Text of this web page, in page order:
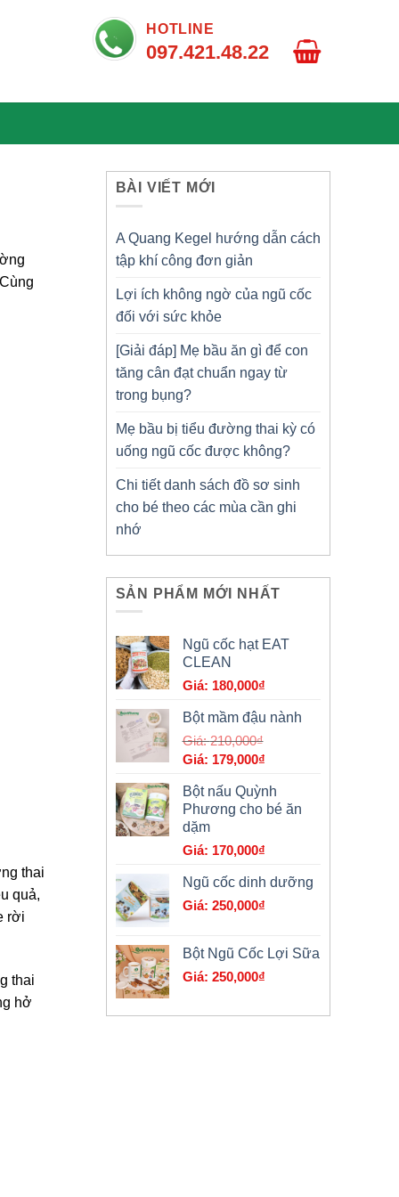
HOTLINE
097.421.48.22
thai
quả,
rời
thai
hở
BÀI VIẾT MỚI
A Quang Kegel hướng dẫn cách
tập khí công đơn giản
Lợi ích không ngờ của ngũ cốc
đối với sức khỏe
[Giải đáp] Mẹ bầu ăn gì để con
tăng cân đạt chuẩn ngay từ
trong bụng?
Mẹ bầu bị tiểu đường thai kỳ có
uống ngũ cốc được không?
Chi tiết danh sách đồ sơ sinh
cho bé theo các mùa cần ghi
nhớ
SẢN PHẨM MỚI NHẤT
Ngũ cốc hạt EAT
CLEAN
180,000₫
Bột mầm đậu nành
210,000₫
210,000₫.
179,000₫Giá
tại
là:
Bột nấu Quỳnh
Phương cho bé ăn
dặm
170,000₫
Ngũ cốc dinh dưỡng
250,000₫
Bột Ngũ Cốc Lợi Sữa
250,000₫